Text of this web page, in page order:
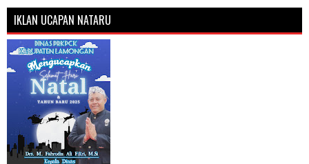
IKLAN UCAPAN NATARU